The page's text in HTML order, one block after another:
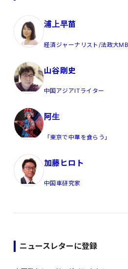
浦上早苗
経済ジャーナリスト/法政大
山谷剛史
中国アジアITライター
阿生
「東京で中華を食らう」
加藤ヒロト
中国車研究家
ニュースレターに登録